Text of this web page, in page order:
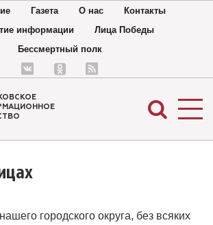
Газета О нас
Контакты
информации
Лица Победы
Бессмертный полк
городского округа, без всяких